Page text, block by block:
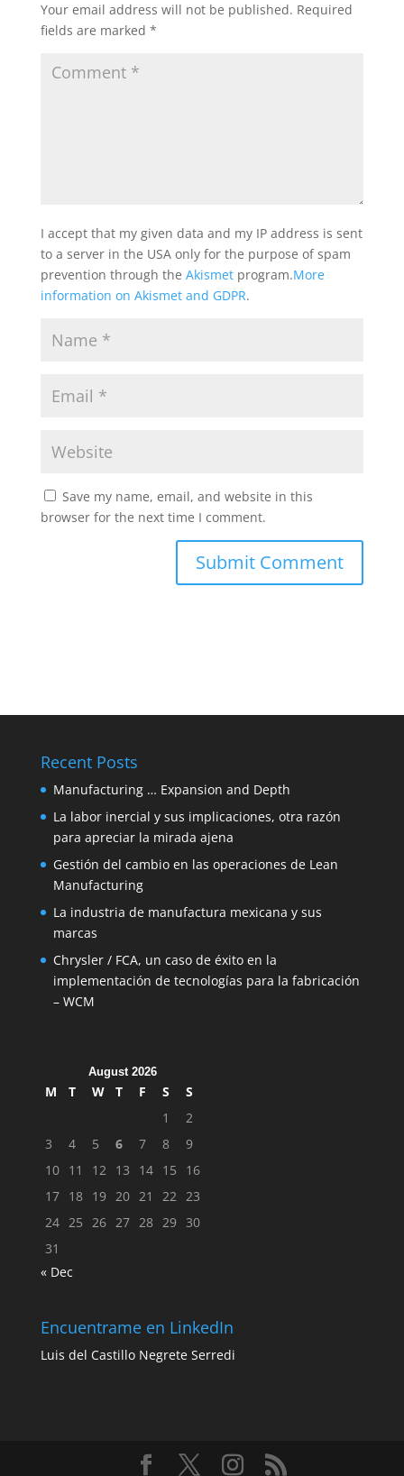
Your email address will not be published. Required
fields are marked *
I accept that my given data and my IP address is sent
to a server in the USA only for the purpose of spam
prevention through the Akismetprogram.More
information on Akismet and GDPR.
Save my name, email, and website in this
browser for the next time I comment.
Recent Posts
Manufacturing … Expansion and Depth
La labor inercial y sus implicaciones, otra razón
para apreciar la mirada ajena
Gestión del cambio en las operaciones de Lean
Manufacturing
La industria de manufactura mexicana y sus
marcas
Chrysler / FCA, un caso de éxito en la
implementación de tecnologías para la fabricación
– WCM
August 2026
M T W T F S
S
1
2
3
4 5 6 7 8
9
10 11 12 13 14 15
16
17 18 19 20 21 22
23
24 25 26 27 28 29 30
31
« Dec
Encuentrame en LinkedIn
Luis del Castillo Negrete Serredi